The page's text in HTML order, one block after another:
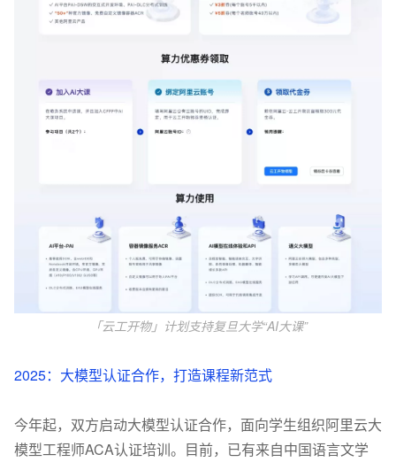
「云工开物」计划支持复旦大学“AI大课”
2025：大模型认证合作，打造课程新范式
今年起，双方启动大模型认证合作，面向学生组织阿里云大
模型工程师ACA认证培训。目前，已有来自中国语言文学